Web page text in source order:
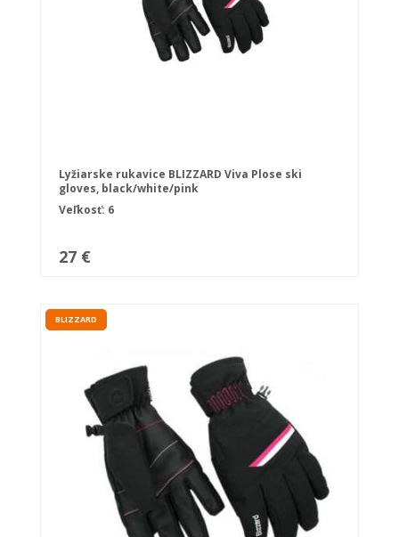
Lyžiarske rukavice BLIZZARD Viva Plose ski
gloves, black/white/pink
Veľkosť: 6
27 €
BLIZZARD